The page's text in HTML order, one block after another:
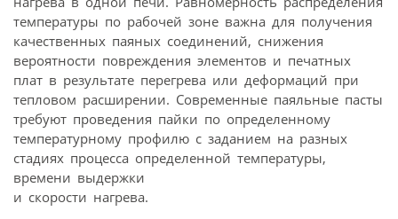
температуры по рабочей зоне важна для получения
качественных паяных соединений, снижения
вероятности повреждения элементов и печатных
плат в результате перегрева или деформаций при
тепловом расширении. Современные паяльные пасты
требуют проведения пайки по определенному
температурному профилю с заданием на разных
стадиях процесса определенной температуры,
времени выдержки
и скорости нагрева.